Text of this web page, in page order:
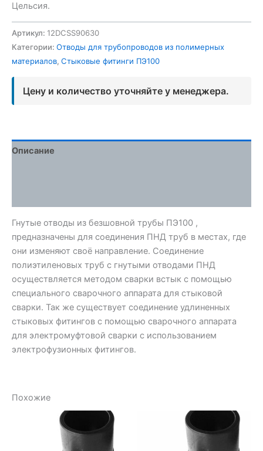
Цельсия.
Артикул: 12DCSS90630
Категории: Отводы для трубопроводов из полимерных
материалов, Стыковые фитинги ПЭ100
Цену и количество уточняйте у менеджера.
Описание
Гнутые отводы из безшовной трубы ПЭ100 ,
предназначены для соединения ПНД труб в местах, где
они изменяют своё направление. Соединение
полиэтиленовых труб с гнутыми отводами ПНД
осуществляется методом сварки встык с помощью
специального сварочного аппарата для стыковой
сварки. Так же существует соединение удлиненных
стыковых фитингов с помощью сварочного аппарата
для электромуфтовой сварки с использованием
электрофузионных фитингов.
Похожие